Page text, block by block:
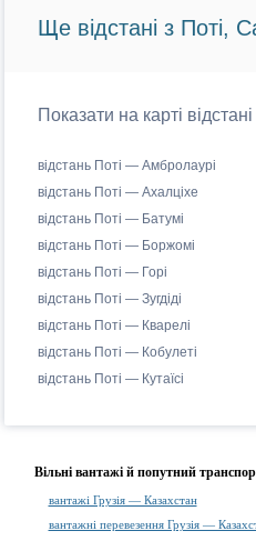
Ще відстані з Поті,
Показати на карті
відстань Поті — Амбролаурі
відстань Поті — Ахалціхе
відстань Поті — Батумі
відстань Поті — Боржомі
відстань Поті — Горі
відстань Поті — Зугдіді
відстань Поті — Кварелі
відстань Поті — Кобулеті
відстань Поті — Кутаїсі
Вільні вантажі й попутний
вантажі Грузія — Казахстан
вантажні перевезення Грузія —